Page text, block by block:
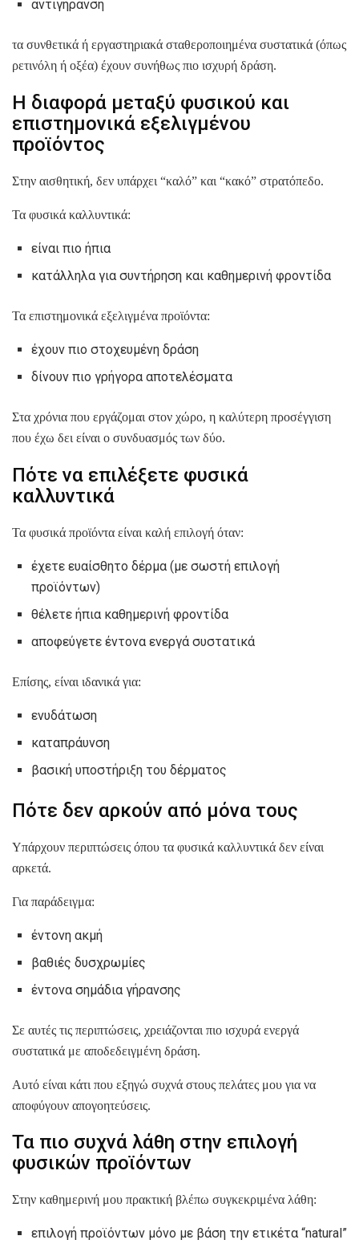
αντιγήρανση
τα συνθετικά ή εργαστηριακά σταθεροποιημένα συστατικά (όπως
ρετινόλη ή οξέα) έχουν συνήθως πιο ισχυρή δράση.
Η διαφορά μεταξύ φυσικού και
επιστημονικά εξελιγμένου
προϊόντος
Στην αισθητική, δεν υπάρχει “καλό” και “κακό” στρατόπεδο.
Τα φυσικά καλλυντικά:
είναι πιο ήπια
κατάλληλα για συντήρηση και καθημερινή φροντίδα
Τα επιστημονικά εξελιγμένα προϊόντα:
έχουν πιο στοχευμένη δράση
δίνουν πιο γρήγορα αποτελέσματα
Στα χρόνια που εργάζομαι στον χώρο, η καλύτερη προσέγγιση
που έχω δει είναι ο συνδυασμός των δύο.
Πότε να επιλέξετε φυσικά
καλλυντικά
Τα φυσικά προϊόντα είναι καλή επιλογή όταν:
έχετε ευαίσθητο δέρμα (με σωστή επιλογή
προϊόντων)
θέλετε ήπια καθημερινή φροντίδα
αποφεύγετε έντονα ενεργά συστατικά
Επίσης, είναι ιδανικά για:
ενυδάτωση
καταπράυνση
βασική υποστήριξη του δέρματος
Πότε δεν αρκούν από μόνα τους
Υπάρχουν περιπτώσεις όπου τα φυσικά καλλυντικά δεν είναι
αρκετά.
Για παράδειγμα:
έντονη ακμή
βαθιές δυσχρωμίες
έντονα σημάδια γήρανσης
Σε αυτές τις περιπτώσεις, χρειάζονται πιο ισχυρά ενεργά
συστατικά με αποδεδειγμένη δράση.
Αυτό είναι κάτι που εξηγώ συχνά στους πελάτες μου για να
αποφύγουν απογοητεύσεις.
Τα πιο συχνά λάθη στην επιλογή
φυσικών προϊόντων
Στην καθημερινή μου πρακτική βλέπω συγκεκριμένα λάθη:
επιλογή προϊόντων μόνο με βάση την ετικέτα “natural”